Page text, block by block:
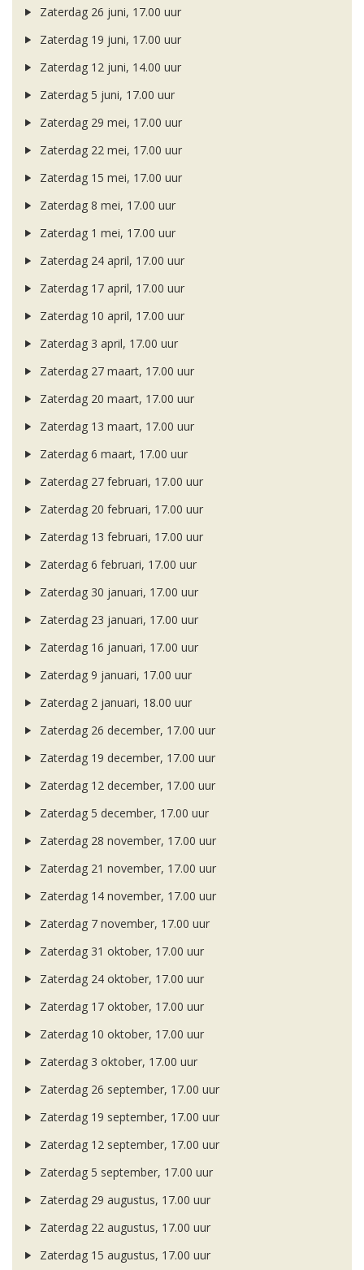
Zaterdag 26 juni, 17.00 uur
Zaterdag 19 juni, 17.00 uur
Zaterdag 12 juni, 14.00 uur
Zaterdag 5 juni, 17.00 uur
Zaterdag 29 mei, 17.00 uur
Zaterdag 22 mei, 17.00 uur
Zaterdag 15 mei, 17.00 uur
Zaterdag 8 mei, 17.00 uur
Zaterdag 1 mei, 17.00 uur
Zaterdag 24 april, 17.00 uur
Zaterdag 17 april, 17.00 uur
Zaterdag 10 april, 17.00 uur
Zaterdag 3 april, 17.00 uur
Zaterdag 27 maart, 17.00 uur
Zaterdag 20 maart, 17.00 uur
Zaterdag 13 maart, 17.00 uur
Zaterdag 6 maart, 17.00 uur
Zaterdag 27 februari, 17.00 uur
Zaterdag 20 februari, 17.00 uur
Zaterdag 13 februari, 17.00 uur
Zaterdag 6 februari, 17.00 uur
Zaterdag 30 januari, 17.00 uur
Zaterdag 23 januari, 17.00 uur
Zaterdag 16 januari, 17.00 uur
Zaterdag 9 januari, 17.00 uur
Zaterdag 2 januari, 18.00 uur
Zaterdag 26 december, 17.00 uur
Zaterdag 19 december, 17.00 uur
Zaterdag 12 december, 17.00 uur
Zaterdag 5 december, 17.00 uur
Zaterdag 28 november, 17.00 uur
Zaterdag 21 november, 17.00 uur
Zaterdag 14 november, 17.00 uur
Zaterdag 7 november, 17.00 uur
Zaterdag 31 oktober, 17.00 uur
Zaterdag 24 oktober, 17.00 uur
Zaterdag 17 oktober, 17.00 uur
Zaterdag 10 oktober, 17.00 uur
Zaterdag 3 oktober, 17.00 uur
Zaterdag 26 september, 17.00 uur
Zaterdag 19 september, 17.00 uur
Zaterdag 12 september, 17.00 uur
Zaterdag 5 september, 17.00 uur
Zaterdag 29 augustus, 17.00 uur
Zaterdag 22 augustus, 17.00 uur
Zaterdag 15 augustus, 17.00 uur